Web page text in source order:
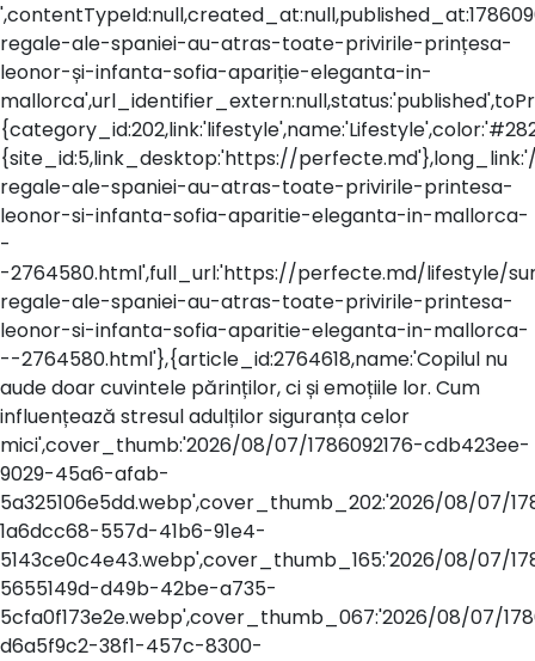
regale-ale-spaniei-au-atras-toate-privirile-prințesa-
leonor-și-infanta-sofia-apariție-eleganta-in-
{site_id:5,link_desktop:'https://
regale-ale-spaniei-au-atras-toate-privirile-printesa-
leonor-si-infanta-sofia-aparitie-eleganta-in-mallorca-
-
-2764580.html',full_url:'https://perfecte.md/lifestyle/
regale-ale-spaniei-au-atras-toate-privirile-printesa-
leonor-si-infanta-sofia-aparitie-eleganta-in-mallorca-
--2764580.html'},{article_id:2764618,name:'Copilul nu
aude doar cuvintele părinților, ci și emoțiile lor. Cum
influențează stresul adulților siguranța celor
mici',cover_thumb:'2026/08/07/1786092176-cdb423ee-
9029-45a6-afab-
5a325106e5dd.webp',cover_thumb_202:'2026/08/07/
1a6dcc68-557d-41b6-91e4-
5143ce0c4e43.webp',cover_thumb_165:'2026/08/07/
5655149d-d49b-42be-a735-
5cfa0f173e2e.webp',cover_thumb_067:'2026/08/07/
d6a5f9c2-38f1-457c-8300-